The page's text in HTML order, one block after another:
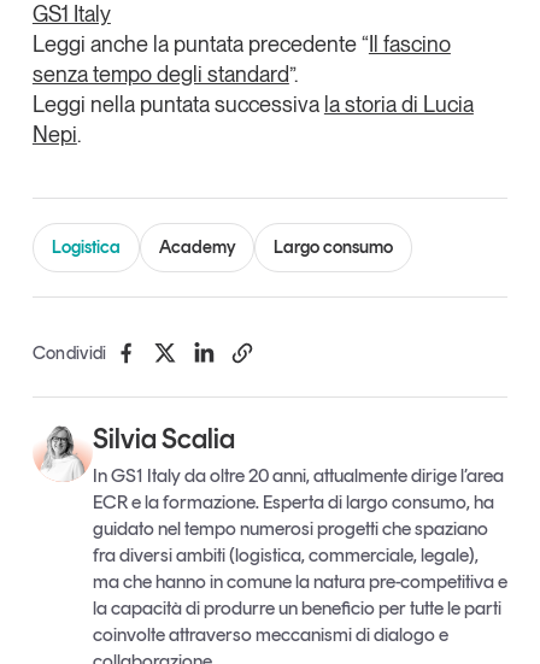
GS1 Italy
Leggi anche la puntata precedente “Il fascino
senza tempo degli standard”.
Leggi nella puntata successiva la storia di Lucia
Nepi.
Logistica Academy Largo consumo
Condividi
Silvia Scalia
In GS1 Italy da oltre 20 anni, attualmente dirige l’area
ECR e la formazione. Esperta di largo consumo, ha
guidato nel tempo numerosi progetti che spaziano
fra diversi ambiti (logistica, commerciale, legale),
ma che hanno in comune la natura pre-competitiva e
la capacità di produrre un beneficio per tutte le parti
coinvolte attraverso meccanismi di dialogo e